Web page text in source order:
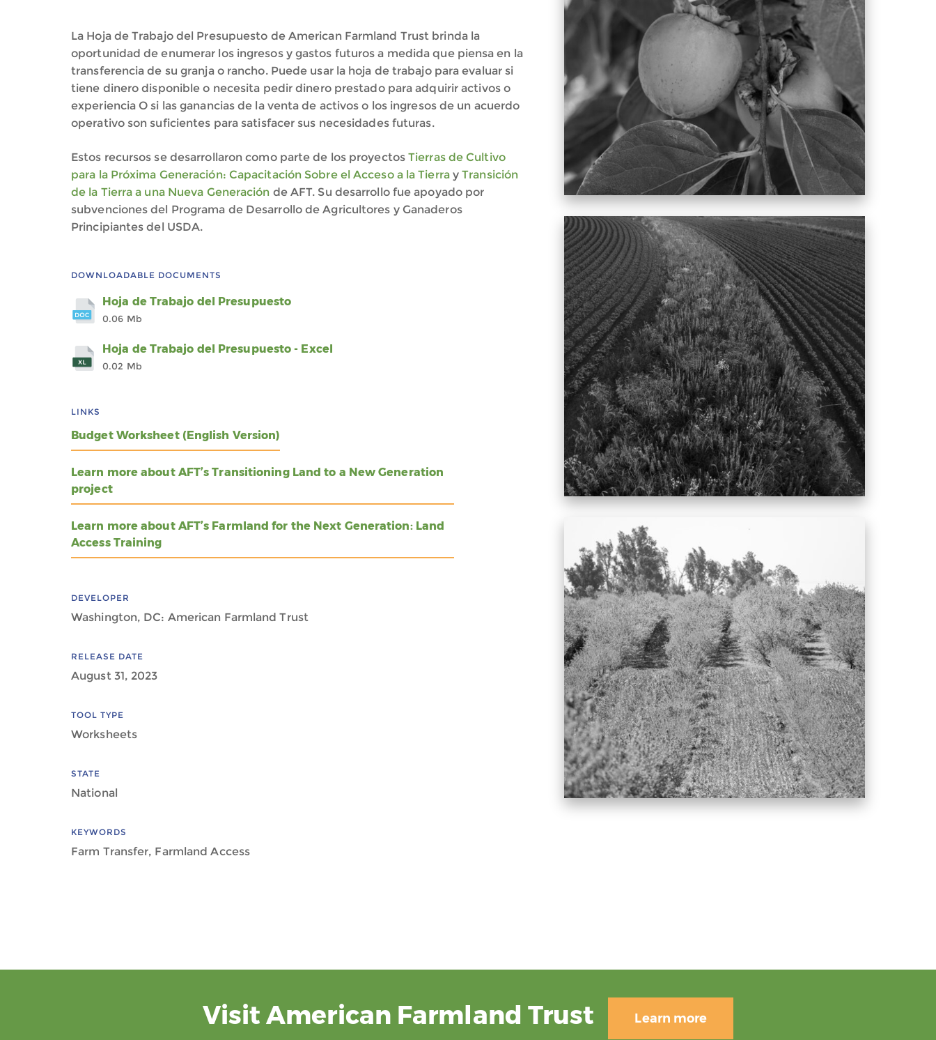
La Hoja de Trabajo del Presupuesto de American Farmland Trust brinda la
oportunidad de enumerar los ingresos y gastos futuros a medida que piensa en la
transferencia de su granja o rancho. Puede usar la hoja de trabajo para evaluar si
tiene dinero disponible o necesita pedir dinero prestado para adquirir activos o
experiencia O si las ganancias de la venta de activos o los ingresos de un acuerdo
operativo son suficientes para satisfacer sus necesidades futuras.
Estos recursos se desarrollaron como parte de los proyectosTierras de Cultivo
para la Próxima Generación: Capacitación Sobre el Acceso a la TierrayTransición
de la Tierra a una Nueva Generación de AFT. Su desarrollo fue apoyado por
subvenciones del Programa de Desarrollo de Agricultores y Ganaderos
Principiantes del USDA.
DOWNLOADABLE DOCUMENTS
Hoja de Trabajo del Presupuesto
0.06 Mb
Hoja de Trabajo del Presupuesto - Excel
0.02 Mb
LINKS
Budget Worksheet (English Version)
Learn more about AFT’s Transitioning Land to a New Generation
project
Learn more about AFT’s Farmland for the Next Generation: Land
Access Training
DEVELOPER
Washington, DC: American Farmland Trust
RELEASE DATE
August 31, 2023
TOOL TYPE
Worksheets
STATE
National
KEYWORDS
Farm Transfer, Farmland Access
Visit American Farmland Trust Learn more